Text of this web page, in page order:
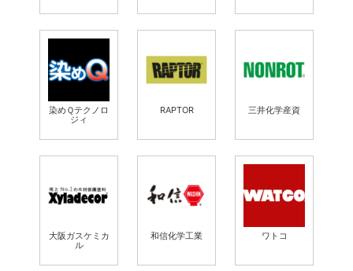
染めＱテクノロ
ジィ
RAPTOR 三井化学産資
大阪ガスケミカ
ル
和信化学工業 ワトコ